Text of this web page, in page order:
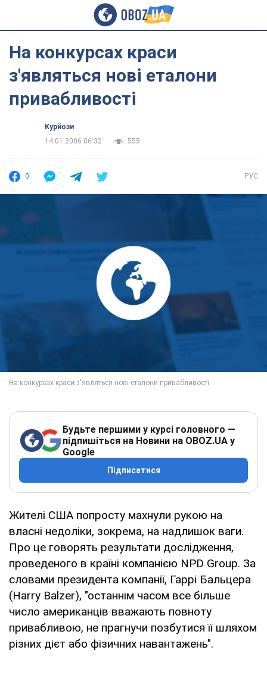
На конкурсах краси
з'являться нові еталони
привабливості
Курйози
14.01.2006 06:32
555
0 РУС
Будьте першими у курсі головного —
підпишіться на Новини на OBOZ.UA у
Google
Підписатися
Жителі США попросту махнули рукою на
власні недоліки, зокрема, на надлишок ваги.
Про це говорять результати дослідження,
проведеного в країні компанією NPD Group. За
словами президента компанії, Гаррі Бальцера
(Harry Balzer), "останнім часом все більше
число американців вважають повноту
привабливою, не прагнучи позбутися її шляхом
різних дієт або фізичних навантажень".